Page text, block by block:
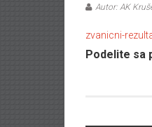
Autor: AK
zvanicni-
Podelite sa